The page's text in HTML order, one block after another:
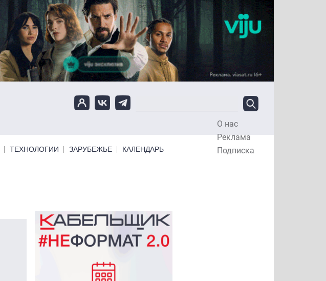
О нас
Реклама
Подписка
ТЕХНОЛОГИИ ЗАРУБЕЖЬЕ КАЛЕНДАРЬ